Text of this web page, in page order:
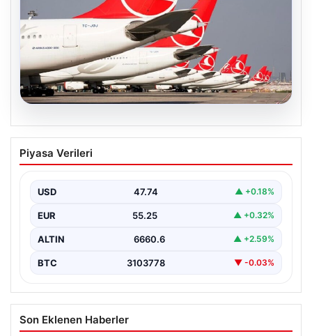
THY, temmuz ayında 9,5 milyon yolcu
taşıdı
Piyasa Verileri
USD 47.74 ▲ +0.18%
EUR 55.25 ▲ +0.32%
ALTIN 6660.6 ▲ +2.59%
BTC 3103778 ▼ -0.03%
Son Eklenen Haberler